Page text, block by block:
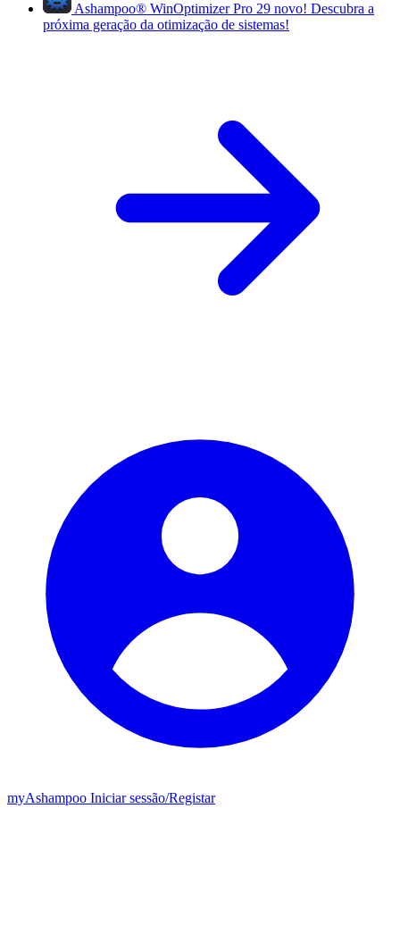
Ashampoo® WinOptimizer Pro 29 novo! Descubra a
próxima geração da otimização de sistemas!
myAshampoo Iniciar sessão/Registar